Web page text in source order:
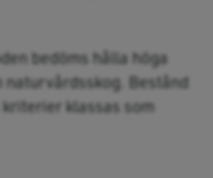
bedöms hålla höga
Bestånd
klassas som